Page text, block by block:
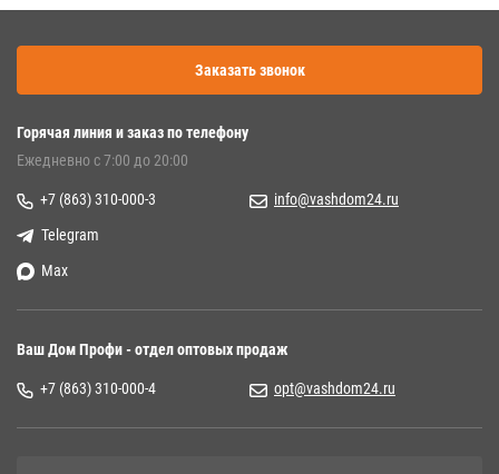
Заказать звонок
Горячая линия и заказ по телефону
Ежедневно с 7:00 до 20:00
+7 (863) 310-000-3
info@vashdom24.ru
Telegram
Max
Ваш Дом Профи - отдел оптовых продаж
+7 (863) 310-000-4 opt@vashdom24.ru